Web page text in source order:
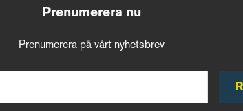
Prenumerera nu
Prenumerera på vårt nyhetsbrev